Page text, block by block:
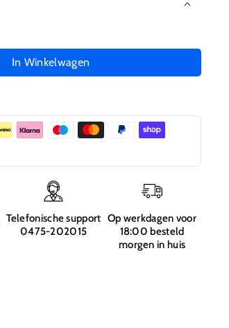
In Winkelwagen
Telefonische support
0475-202015
Op werkdagen voor
18:00 besteld
morgen in huis